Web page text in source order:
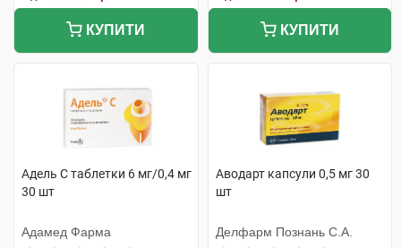
КУПИТИ КУПИТИ
Адель С таблетки 6 мг/0,4 мг
30 шт
Адамед Фарма
Аводарт капсули 0,5 мг 30
шт
Делфарм Познань С.А.